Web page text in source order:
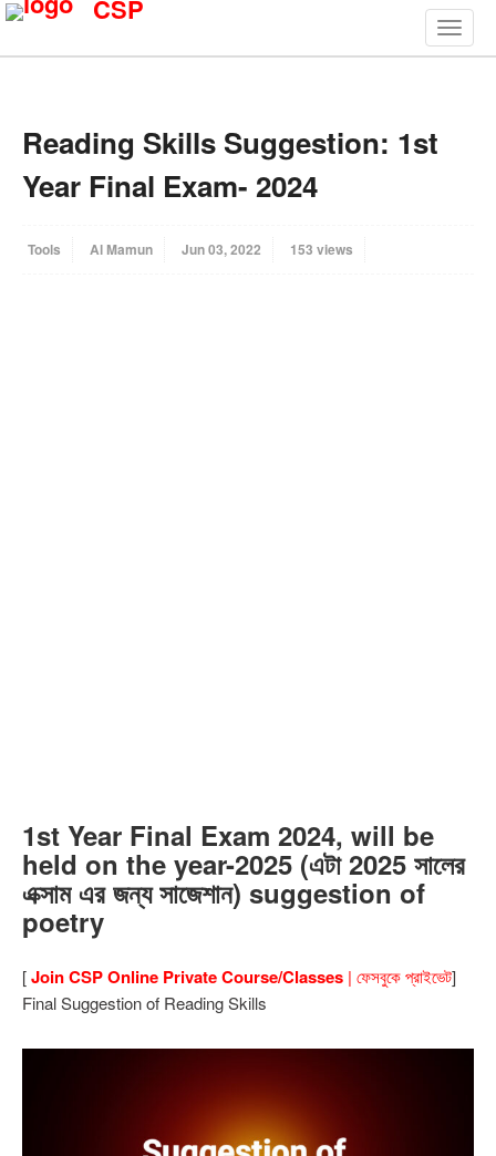
CSP
Reading Skills Suggestion: 1st
Year Final Exam- 2024
Tools Al Mamun Jun 03, 2022 153 views
1st Year Final Exam 2024, will be
held on the year-2025 (এটা 2025 সালের
এক্সাম এর জন্য সাজেশান) suggestion of
poetry
[Join CSP Online Private Course/Classes | ফেসবুকে প্রাইভেট]
Final Suggestion of Reading Skills